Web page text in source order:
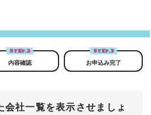
STEP.2
内容確認
STEP.3
お申込み完了
社一覧を表示させましょ